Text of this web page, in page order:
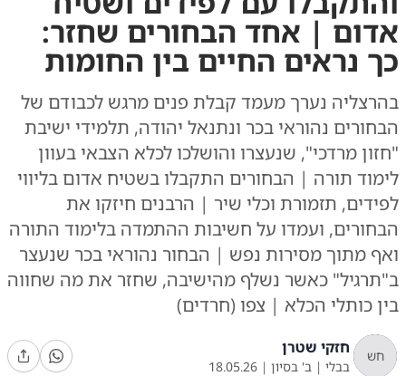
אדום | אחד הבחורים שחזר:
כך נראים החיים בין החומות
בהרצליה נערך מעמד קבלת פנים מרגש לכבודם של
הבחורים נהוראי בכר ונתנאל יהודה, תלמידי ישיבת
"חזון מרדכי", שנעצרו והושלכו לכלא הצבאי בעוון
לימוד תורה | הבחורים התקבלו בשטיח אדום בליווי
לפידים, תזמורת וכלי שיר | הרבנים חיזקו את
הבחורים, ועמדו על חשיבות ההתמדה בלימוד התורה
ואף מתוך מסירות נפש | הבחור נהוראי בכר שנעצר
ב"תרגיל" כאשר נשלף מהישיבה, שחזר את מה שחווה
בין כותלי הכלא | צפו (חרדים)
חש חזקי שטרן
בבלי | ב' בסיון |
18.05.26